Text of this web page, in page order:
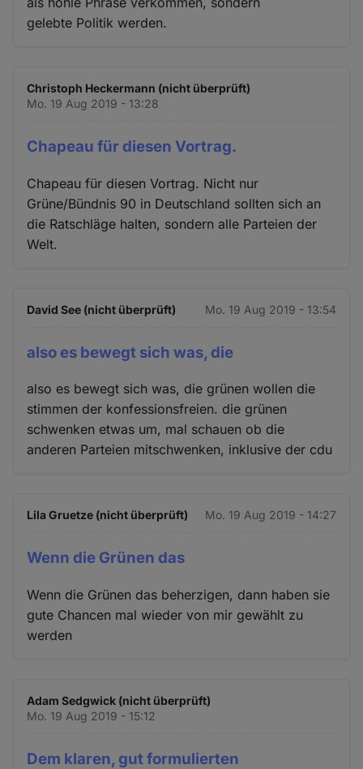
gelebte Politik werden.
Christoph Heckermann (nicht überprüft)
Mo. 19 Aug 2019 - 13:28
Chapeau für diesen Vortrag.
Chapeau für diesen Vortrag. Nicht nur
Grüne/Bündnis 90 in Deutschland sollten sich an
die Ratschläge halten, sondern alle Parteien der
Welt.
David See (nicht überprüft) Mo. 19 Aug 2019 - 13:54
also es bewegt sich was, die
also es bewegt sich was, die grünen wollen die
stimmen der konfessionsfreien. die grünen
schwenken etwas um, mal schauen ob die
anderen Parteien mitschwenken, inklusive der cdu
Lila Gruetze (nicht überprüft) Mo. 19 Aug 2019 - 14:27
Wenn die Grünen das
Wenn die Grünen das beherzigen, dann haben sie
gute Chancen mal wieder von mir gewählt zu
werden
Adam Sedgwick (nicht überprüft)
Mo. 19 Aug 2019 - 15:12
Dem klaren, gut formulierten